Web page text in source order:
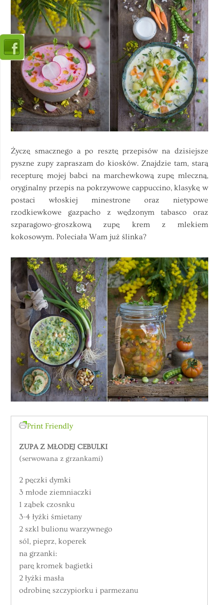
Życzę smacznego a po resztę przepisów na dzisiejsze
pyszne zupy zapraszam do kiosków. Znajdzie tam, starą
recepturę mojej babci na marchewkową zupę mleczną,
oryginalny przepis na pokrzywowe cappuccino, klasykę w
postaci włoskiej minestrone oraz nietypowe
rzodkiewkowe gazpacho z wędzonym tabasco oraz
szparagowo-groszkową zupę krem z mlekiem
kokosowym. Poleciała Wam już ślinka?
Print Friendly
ZUPA Z MŁODEJ CEBULKI
(serwowana z grzankami)
2 pęczki dymki
3 młode ziemniaczki
1 ząbek czosnku
3-4 łyżki śmietany
2 szkl bulionu warzywnego
sól, pieprz, koperek
na grzanki:
parę kromek bagietki
2 łyżki masła
odrobinę szczypiorku i parmezanu